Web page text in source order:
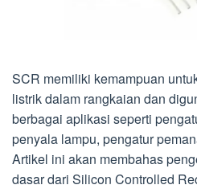
SCR memiliki kemampuan
listrik dalam rangkaian dan
berbagai aplikasi seperti
penyala lampu, pengatur
Artikel ini akan membahas
dasar dari Silicon Controlled